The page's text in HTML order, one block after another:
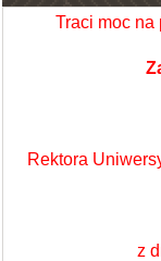
Traci moc na
Rektora
z